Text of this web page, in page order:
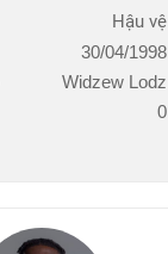
Hậu vệ
30/04/1998
Widzew Lodz
0